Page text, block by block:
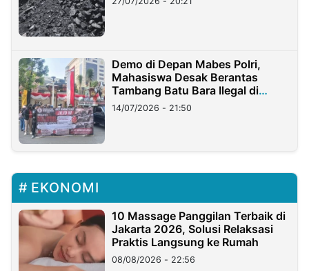
Demo di Depan Mabes Polri,
Mahasiswa Desak Berantas
Tambang Batu Bara Ilegal di
Lampung
14/07/2026 - 21:50
EKONOMI
10 Massage Panggilan Terbaik di
Jakarta 2026, Solusi Relaksasi
Praktis Langsung ke Rumah
08/08/2026 - 22:56